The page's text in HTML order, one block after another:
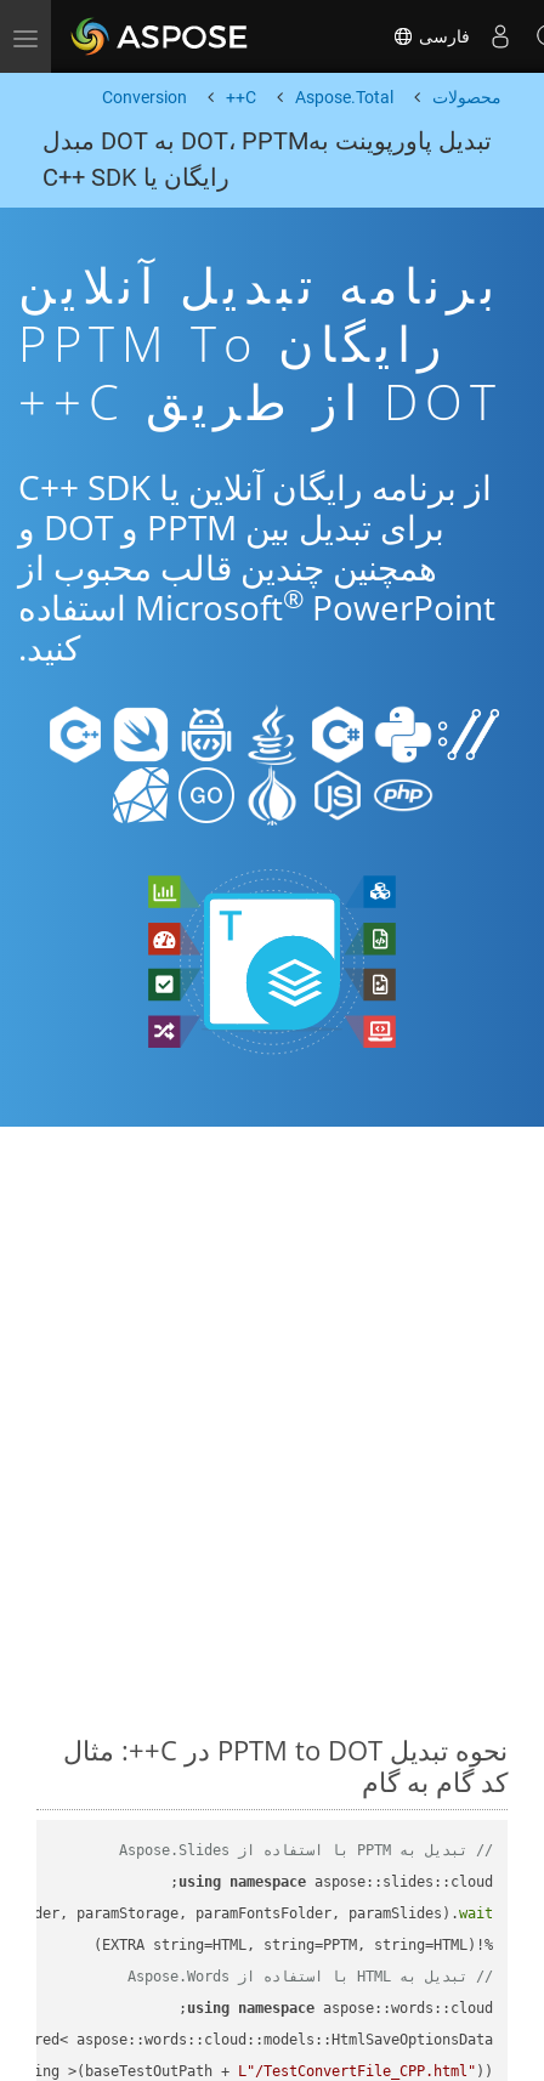
Toggle navigation فارسی
محصولات Aspose.Total
C++
Conversion
تبدیل پاورپوینت بهDOT، PPTM به DOT مبدل
رایگان یا C++ SDK
برنامه تبدیل آنلاین
رایگان PPTM To
DOT از طریق C++
از برنامه رایگان آنلاین یا C++ SDK
برای تبدیل بین PPTM و DOT و
همچنین چندین قالب محبوب از
Microsoft®
PowerPoint استفاده
کنید.
نحوه تبدیل PPTM to DOT در C++: مثال
کد گام به گام
// تبدیل به PPTM با استفاده از Aspose.Slides
using namespace
paramStorage, paramFontsFolder, paramSlides).wait
%!(EXTRA string=HTML, string=PPTM, string=HTML)
// تبدیل به HTML با استفاده از Aspose.Words
using namespace aspose::words::cloud;
>(baseTestOutPath + L"/TestConvertFile_CPP.html" ));